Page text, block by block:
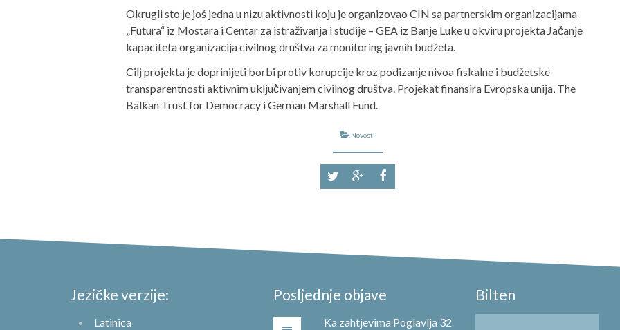
Okrugli sto je još jedna u nizu aktivnosti koju je organizovao CIN sa partnerskim organizacijama
„Futura“ iz Mostara i Centar za istraživanja i studije – GEA iz Banje Luke u okviru projekta Jačanje
kapaciteta organizacija civilnog društva za monitoring javnih budžeta.
Cilj projekta je doprinijeti borbi protiv korupcije kroz podizanje nivoa fiskalne i budžetske
transparentnosti aktivnim uključivanjem civilnog društva. Projekat finansira Evropska unija, The
Balkan Trust for Democracy i German Marshall Fund.
Novosti
Jezičke verzije:
Latinica
Posljednje objave
Ka zahtjevima Poglavlja 32
Bilten